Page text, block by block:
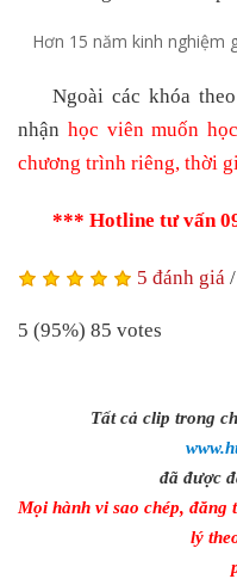
Hơn 15 năm kinh nghiệm
Ngoài các khóa theo
nhận học viên muốn
chương trình riêng, thời
*** Hotline tư vấn
5 đánh giá /
5 (95%) 85 votes
Tất cả clip trong
đã được
Mọi hành vi sao chép, đăng
lý